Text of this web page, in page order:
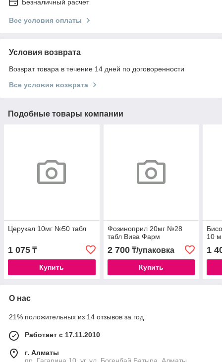
Безналичный расчет
Все условия оплаты
Условия возврата
Возврат товара в течение 14 дней по договоренности
Все условия возврата
Подобные товары компании
Церукал 10мг №50 табл
1 075 ₸
Купить
Фозиноприл 20мг №28
табл Вива Фарм
2 700₸/упаковка
Купить
10
1
О нас
21% положительных из 14 отзывов за год
Работает с 17.11.2010
г. Алматы
пр. Гагарина 10, уг. ул. Богенбай Батыра, Алматы,